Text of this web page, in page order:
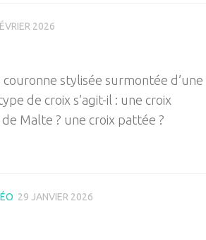
2026
stylisée surmontée d’une
de croix s’agit-il : une croix
Malte ? une croix pattée ?
29 JANVIER 2026